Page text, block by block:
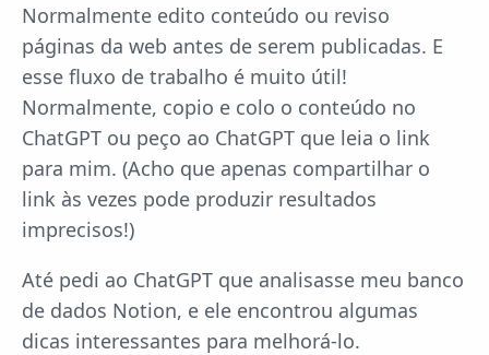
Normalmente edito conteúdo ou reviso
páginas da web antes de serem publicadas. E
esse fluxo de trabalho é muito útil!
Normalmente, copio e colo o conteúdo no
ChatGPT ou peço ao ChatGPT que leia o link
para mim. (Acho que apenas compartilhar o
link às vezes pode produzir resultados
imprecisos!)
Até pedi ao ChatGPT que analisasse meu banco
de dados Notion, e ele encontrou algumas
dicas interessantes para melhorá-lo.